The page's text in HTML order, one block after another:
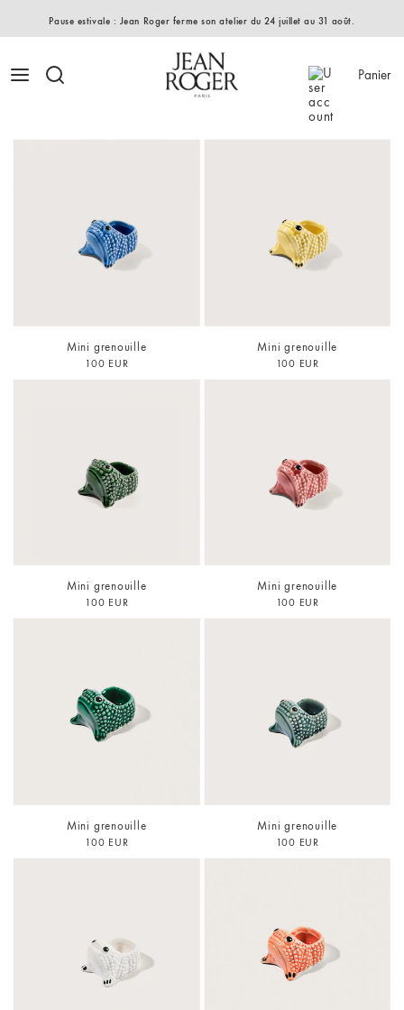
Pause estivale : Jean Roger ferme son atelier du 24 juillet au 31 août.
Panier
Mini grenouille
100 EUR
Mini grenouille
100 EUR
Mini grenouille
100 EUR
Mini grenouille
100 EUR
Mini grenouille
100 EUR
Mini grenouille
100 EUR